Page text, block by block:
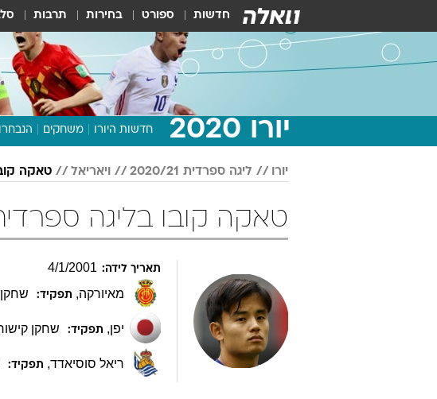
חדשות ספורט בחירות תרבות
יורו 2020 חדשות היורו משחקים
יורו ליגה ספרדית 2020/21 ויאריאל טאקה
טאקה קובו בליגה ספרדית 2020/21
תאריך לידה: 4/1/2001
מאיורקה, תפקיד:
יפן, תפקיד: שחקן
ריאל סוסיאדד, תפקיד: